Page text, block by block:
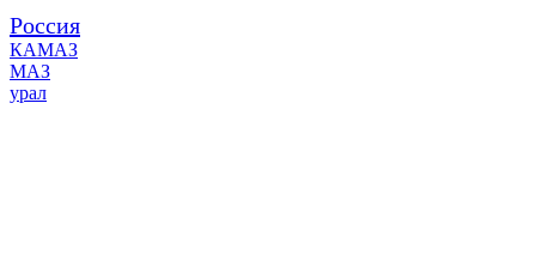
Россия
КАМАЗ
МАЗ
урал